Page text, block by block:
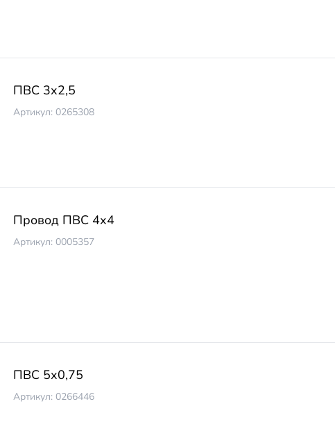
ПВС 3х2,5
Артикул: 0265308
Провод ПВС 4х4
Артикул: 0005357
ПВС 5х0,75
Артикул: 0266446